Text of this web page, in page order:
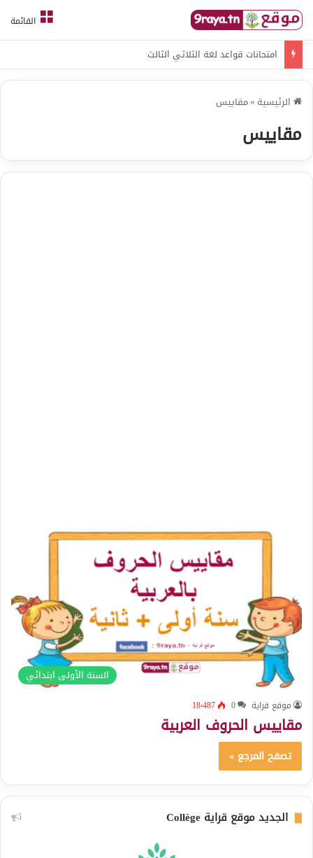
القائمة
امتحانات قواعد لغة الثلاثي الثالث
الرئيسية »مقاييس
مقاييس
السنة الأولى ابتدائي
موقع قراية 0 18٬487
مقاييس الحروف العربية
تصفح المرجع »
الجديد موقع قراية Collège